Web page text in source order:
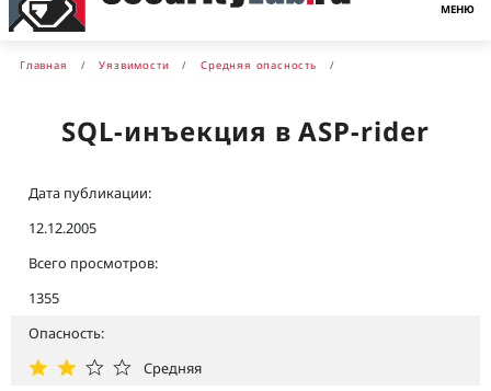
МЕНЮ
Главная Уязвимости Средняя опасность
SQL-инъекция в ASP-rider
Дата публикации:
12.12.2005
Всего просмотров:
1355
Опасность:
Средняя